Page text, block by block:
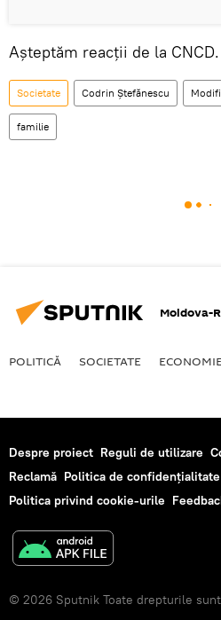
Așteptăm reacții de la CNCD.
Societate Codrin Ștefănescu
familie
Moldova-
POLITICĂ SOCIETATE
Despre proiect Reguli de utilizare
Reclamă Politica de confidențialitate
Politica privind cookie-urile
© 2026 Sputnik Toate drepturile